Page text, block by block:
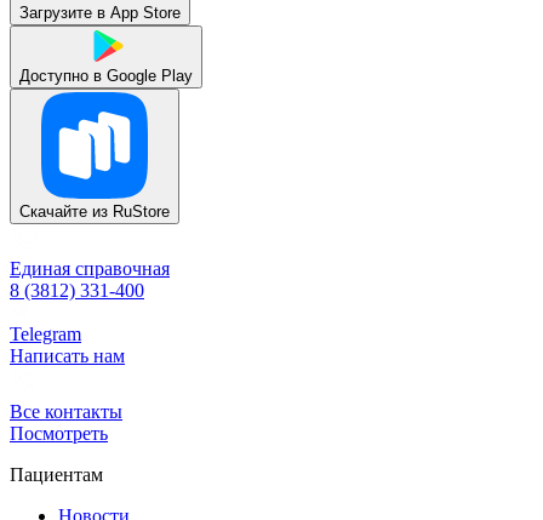
Загрузите в App Store
Доступно в Google Play
Скачайте из RuStore
Единая справочная
8 (3812) 331-400
Telegram
Написать нам
Все контакты
Посмотреть
Пациентам
Новости